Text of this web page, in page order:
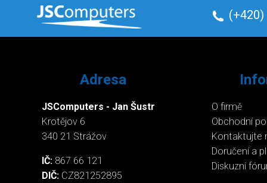
(+420)
Adresa
JSComputers - Jan Šustr
Krotějov 6
340 21 Strážov
IČ: 867 66 121
DIČ: CZ821252895
O firmě
Obchodní
Kontaktujte
Doručení a
Diskuzní